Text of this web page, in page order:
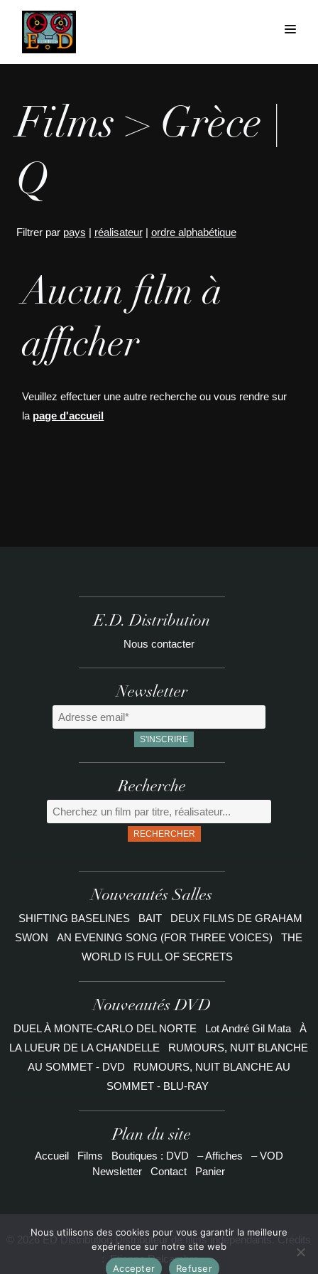
Films > Grèce |
Q
Filtrer par pays | réalisateur| ordre alphabétique
Aucun film à
afficher
Veuillez effectuer une autre recherche ou vous rendre sur
la page d'accueil
E.D. Distribution
Nous contacter
Newsletter
Recherche
RECHERCHER
Nouveautés Salles
SHIFTING BASELINES BAIT
DEUX FILMS DE GRAHAM
SWON
AN EVENING SONG (FOR THREE VOICES)
THE
WORLD IS FULL OF SECRETS
Nouveautés DVD
DUEL À MONTE-CARLO DEL NORTE Lot André Gil Mata
À
LA LUEUR DE LA CHANDELLE
RUMOURS, NUIT BLANCHE
AU SOMMET - DVD
RUMOURS, NUIT BLANCHE AU
SOMMET - BLU-RAY
Plan du site
Accueil Films Boutiques : DVD – Affiches
– VOD
Newsletter
Contact Panier
© 2026 ED Distribution Distributeur de films indépendants. Crédits
Etienne Delcambre
Nous utilisons des cookies pour vous garantir la meilleure
expérience sur notre site web
Accepter
Refuser